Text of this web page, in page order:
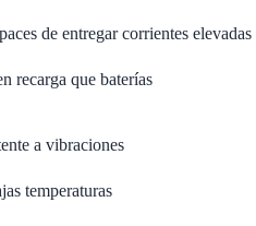
de entregar corrientes elevadas
recarga que baterías
a vibraciones
temperaturas